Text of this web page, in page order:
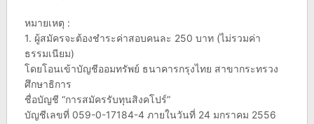
หมายเหตุ :
1. ผู้สมัครจะต้องชำระค่าสอบคนละ 250 บาท (ไม่รวมค่า
ธรรมเนียม)
โดยโอนเข้าบัญชีออมทรัพย์ ธนาคารกรุงไทย สาขากระทรวง
ศึกษาธิการ
ชื่อบัญชี “การสมัครรับทุนสิงคโปร์”
บัญชีเลขที่ 059-0-17184-4 ภายในวันที่ 24 มกราคม 2556